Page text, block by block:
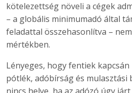
kötelezettség növeli a cégek
– a globális minimumadó által
feladattal összehasonlítva –
mértékben.
Lényeges, hogy fentiek kapcsán
pótlék, adóbírság és mulasztási